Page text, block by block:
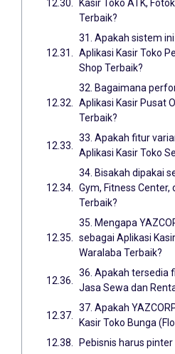
Kasir Toko ATK,
Terbaik?
31. Apakah sistem
Aplikasi Kasir Toko
Shop Terbaik?
32. Bagaimana
Aplikasi Kasir Pusat
Terbaik?
33. Apakah fitur
Aplikasi Kasir Toko
34. Bisakah dipakai
Gym, Fitness Center,
Terbaik?
35. Mengapa
sebagai Aplikasi
Waralaba Terbaik?
36. Apakah tersedia
Jasa Sewa dan
37. Apakah
Kasir Toko Bunga
Pebisnis harus